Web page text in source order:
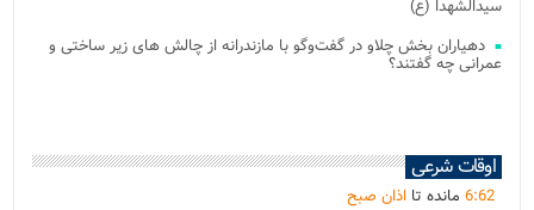
سیدالشهدا (ع)
دهیاران بخش چلاو در گفت‌وگو با مازندرانه از چالش های زیر ساختی و
عمرانی چه گفتند؟
اوقات شرعی
6:62 مانده تا اذان صبح